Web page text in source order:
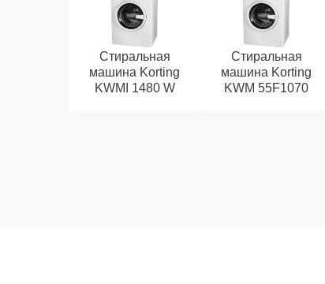
Стиральная
машина Korting
KWMI 1480 W
Стиральная
машина Korting
KWM 55F1070